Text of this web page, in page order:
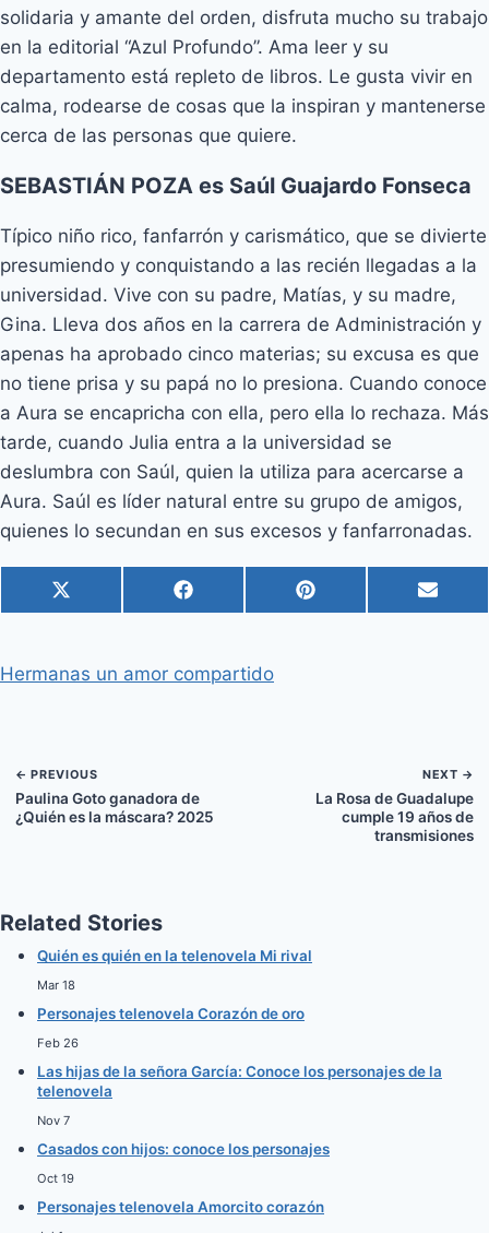
solidaria y amante del orden, disfruta mucho su trabajo
en la editorial “Azul Profundo”. Ama leer y su
departamento está repleto de libros. Le gusta vivir en
calma, rodearse de cosas que la inspiran y mantenerse
cerca de las personas que quiere.
SEBASTIÁN POZA es Saúl Guajardo Fonseca
Típico niño rico, fanfarrón y carismático, que se divierte
presumiendo y conquistando a las recién llegadas a la
universidad. Vive con su padre, Matías, y su madre,
Gina. Lleva dos años en la carrera de Administración y
apenas ha aprobado cinco materias; su excusa es que
no tiene prisa y su papá no lo presiona. Cuando conoce
a Aura se encapricha con ella, pero ella lo rechaza. Más
tarde, cuando Julia entra a la universidad se
deslumbra con Saúl, quien la utiliza para acercarse a
Aura. Saúl es líder natural entre su grupo de amigos,
quienes lo secundan en sus excesos y fanfarronadas.
C
o
a
e
n
X
(
i
)
C
o
a
n
F
a
b
C
o
n
P
i
C
o
e
n
E
m
Hermanas un amor compartido
← PREVIOUS
Paulina Goto ganadora de
¿Quién es la máscara? 2025
NEXT →
La Rosa de Guadalupe
cumple 19 años de
transmisiones
Related Stories
Quién es quién en la telenovela Mi rival
Mar 18
Personajes telenovela Corazón de oro
Feb 26
Las hijas de la señora García: Conoce los personajes de la
telenovela
Nov 7
Casados con hijos: conoce los personajes
Oct 19
Personajes telenovela Amorcito corazón